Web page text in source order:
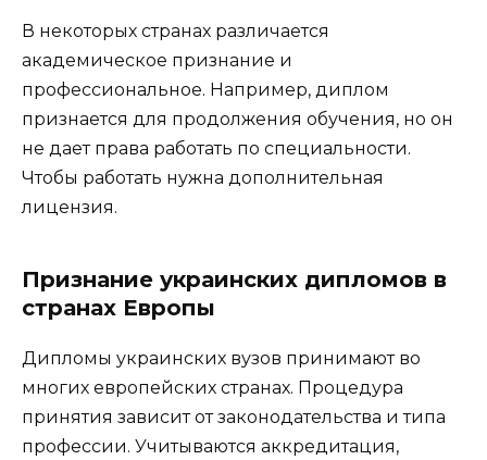
В некоторых странах различается
академическое признание и
профессиональное. Например, диплом
признается для продолжения обучения, но он
не дает права работать по специальности.
Чтобы работать нужна дополнительная
лицензия.
Признание украинских дипломов в
странах Европы
Дипломы украинских вузов принимают во
многих европейских странах. Процедура
принятия зависит от законодательства и типа
профессии. Учитываются аккредитация,